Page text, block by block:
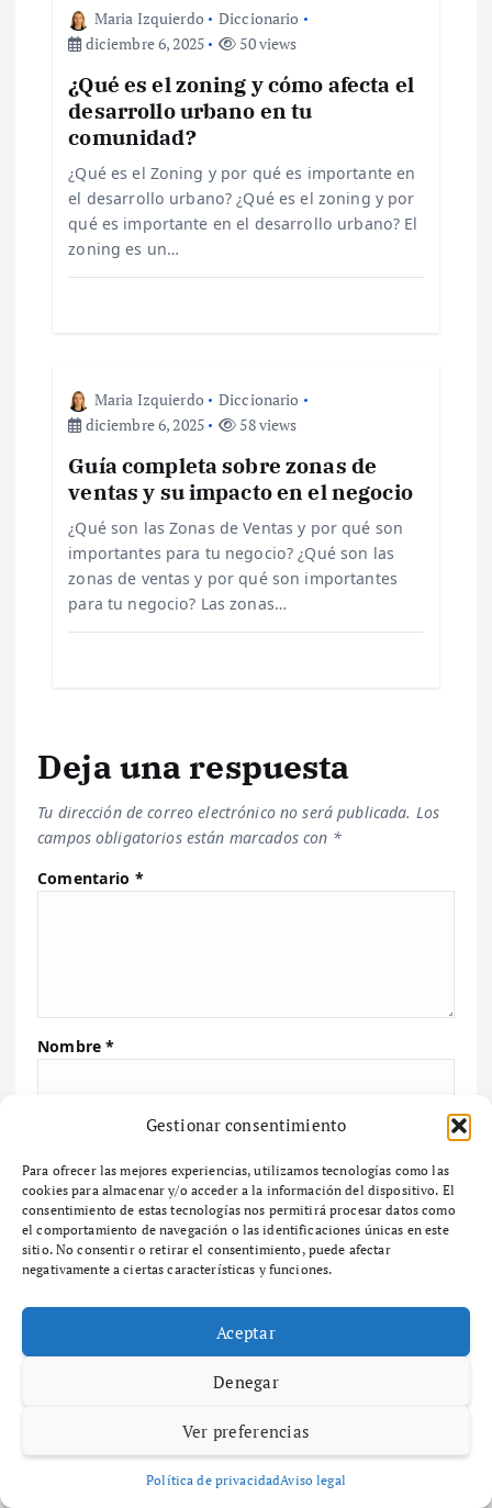
Gestionar consentimiento
Para ofrecer las mejores experiencias, utilizamos tecnologías como las
cookies para almacenar y/o acceder a la información del dispositivo. El
consentimiento de estas tecnologías nos permitirá procesar datos como
el comportamiento de navegación o las identificaciones únicas en este
sitio. No consentir o retirar el consentimiento, puede afectar
negativamente a ciertas características y funciones.
Aceptar
Denegar
Ver preferencias
Política de privacidadAviso legal
Maria Izquierdo
Diccionario
diciembre 6, 2025
50 views
¿Qué es el zoning y cómo afecta el
desarrollo urbano en tu
comunidad?
¿Qué es el Zoning y por qué es importante en
el desarrollo urbano? ¿Qué es el zoning y por
qué es importante en el desarrollo urbano? El
zoning es un…
Maria Izquierdo
Diccionario
diciembre 6, 2025
58 views
Guía completa sobre zonas de
ventas y su impacto en el negocio
¿Qué son las Zonas de Ventas y por qué son
importantes para tu negocio? ¿Qué son las
zonas de ventas y por qué son importantes
para tu negocio? Las zonas…
Deja una respuesta
Tu dirección de correo electrónico no será publicada. Los
campos obligatorios están marcados con *
Comentario *
Nombre*
Correo electrónico*
Web
este navegador para la próxima vez que comente.